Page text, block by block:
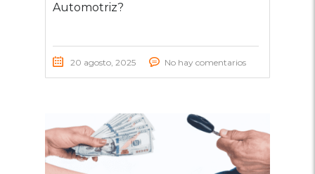
Automotriz?
20 agosto, 2025 No hay comentarios